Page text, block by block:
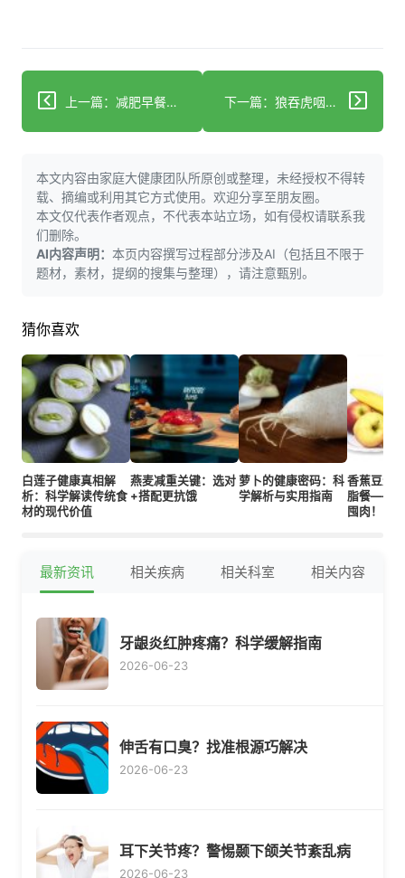
上一篇：减肥早餐怎么吃？3类食物搭配更高效 下一篇：狼吞虎咽未必长胖：肥胖症的多因素防控指南
本文内容由家庭大健康团队所原创或整理，未经授权不得转
载、摘编或利用其它方式使用。欢迎分享至朋友圈。
本文仅代表作者观点，不代表本站立场，如有侵权请联系我
们删除。
AI内容声明： 本页内容撰写过程部分涉及AI（包括且不限于
题材，素材，提纲的搜集与整理），请注意甄别。
猜你喜欢
白莲子健康真相解
析：科学解读传统食
材的现代价值
燕麦减重关键：选对
+搭配更抗饿
萝卜的健康密码：科
学解析与实用指南
香蕉豆浆
脂餐——这
囤肉！
最新资讯 相关疾病 相关科室 相关内容
牙龈炎红肿疼痛？科学缓解指南
2026-06-23
伸舌有口臭？找准根源巧解决
2026-06-23
耳下关节疼？警惕颞下颌关节紊乱病
2026-06-23